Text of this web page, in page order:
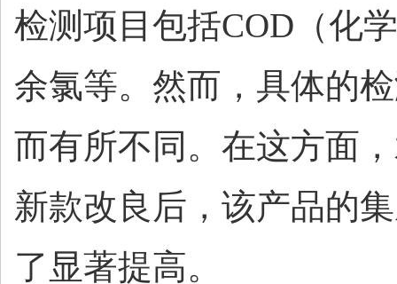
检测项目包括COD（化
余氯等。然而，具体的
而有所不同。 在这方面
新款改良后，该产品的
了显著提高。